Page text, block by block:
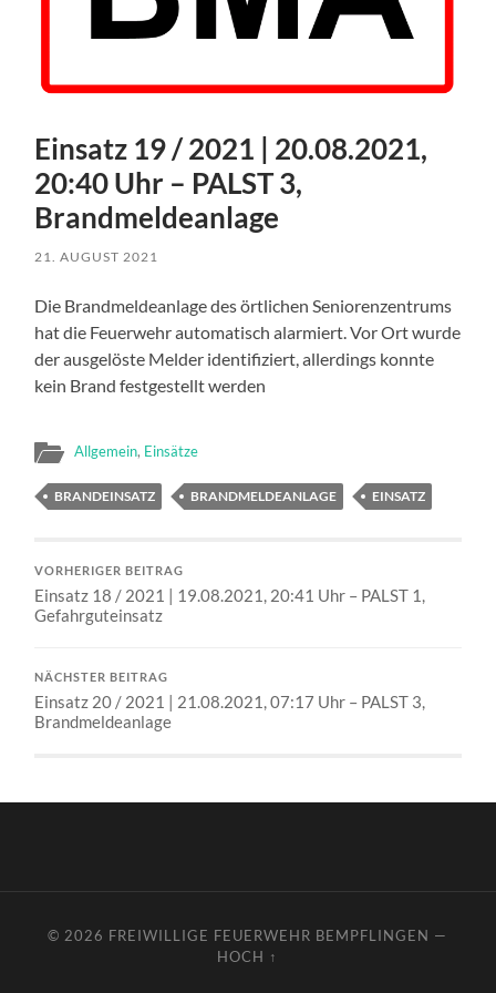
Einsatz 19 / 2021 | 20.08.2021,
20:40 Uhr – PALST 3,
Brandmeldeanlage
21. AUGUST 2021
Die Brandmeldeanlage des örtlichen Seniorenzentrums
hat die Feuerwehr automatisch alarmiert. Vor Ort wurde
der ausgelöste Melder identifiziert, allerdings konnte
kein Brand festgestellt werden
Allgemein, Einsätze
BRANDEINSATZ BRANDMELDEANLAGE EINSATZ
VORHERIGER BEITRAG
Einsatz 18 / 2021 | 19.08.2021, 20:41 Uhr – PALST 1,
Gefahrguteinsatz
NÄCHSTER BEITRAG
Einsatz 20 / 2021 | 21.08.2021, 07:17 Uhr – PALST 3,
Brandmeldeanlage
© 2026 FREIWILLIGE FEUERWEHR BEMPFLINGEN —
HOCH ↑